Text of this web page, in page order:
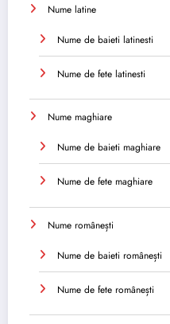
Nume latine
Nume de baieti latinesti
Nume de fete latinesti
Nume maghiare
Nume de baieti maghiare
Nume de fete maghiare
Nume românești
Nume de baieti românești
Nume de fete românești